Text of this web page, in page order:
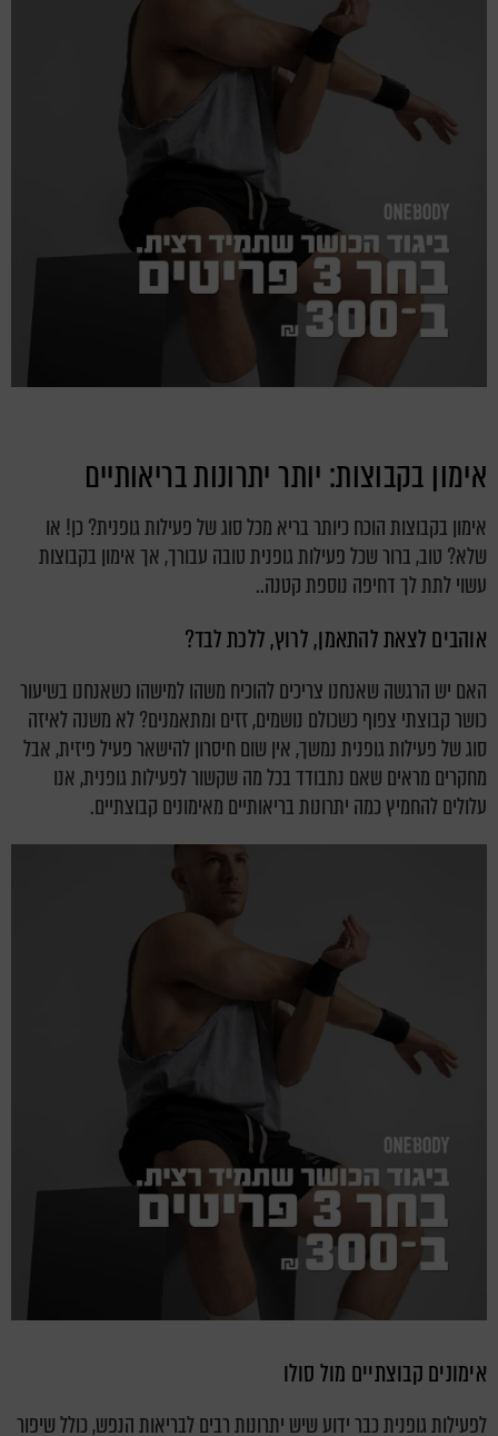
אימון בקבוצות: יותר יתרונות בריאותיים
אימון בקבוצות הוכח כיותר בריא מכל סוג של פעילות גופנית? כן! או
שלא? טוב, ברור שכל פעילות גופנית טובה עבורך, אך אימון בקבוצות
עשוי לתת לך דחיפה נוספת קטנה..
אוהבים לצאת להתאמן, לרוץ, ללכת לבד?
האם יש הרגשה שאנחנו צריכים להוכיח משהו למישהו כשאנחנו בשיעור
כושר קבוצתי צפוף כשכולם נושמים, זזים ומתאמנים? לא משנה לאיזה
סוג של פעילות גופנית נמשך, אין שום חיסרון להישאר פעיל פיזית, אבל
מחקרים מראים שאם נתבודד בכל מה שקשור לפעילות גופנית, אנו
עלולים להחמיץ כמה יתרונות בריאותיים מאימונים קבוצתיים.
אימונים קבוצתיים מול סולו
לפעילות גופנית כבר ידוע שיש יתרונות רבים לבריאות הנפש, כולל שיפור